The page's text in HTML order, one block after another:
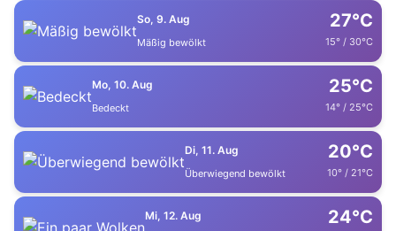
So, 9. Aug
Mäßig bewölkt
27°C
15° / 30°C
Mo, 10. Aug
Bedeckt
25°C
14° / 25°C
Di, 11. Aug
Überwiegend bewölkt
20°C
10° / 21°C
Mi, 12. Aug 24°C